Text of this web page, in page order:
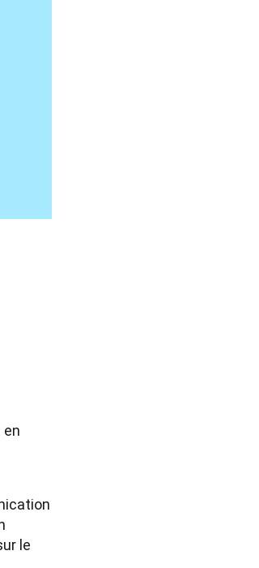
en
le